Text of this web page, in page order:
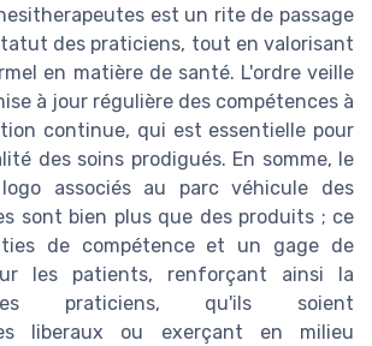
est un rite de passage
des praticiens, tout en valorisant
en matière de santé. L'ordre veille
à jour régulière des compétences à
continue, qui est essentielle pour
des soins prodigués. En somme, le
associés au parc véhicule des
sont bien plus que des produits ; ce
de compétence et un gage de
les patients, renforçant ainsi la
praticiens, qu'ils soient
liberaux ou exerçant en milieu